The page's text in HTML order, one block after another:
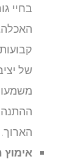
בחיי
האכלה,
של
הארוך.
אימוץ